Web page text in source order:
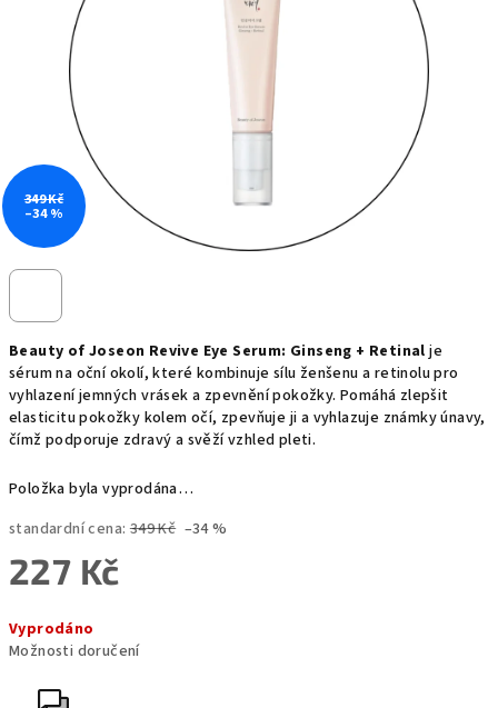
Beauty of Joseon Revive Eye Serum: Ginseng + Retinalje
sérum na oční okolí, které kombinuje sílu ženšenu a retinolu pro
vyhlazení jemných vrásek a zpevnění pokožky. Pomáhá zlepšit
elasticitu pokožky kolem očí, zpevňuje ji a vyhlazuje známky únavy,
čímž podporuje zdravý a svěží vzhled pleti.
Položka byla vyprodána…
standardní cena: 349 Kč –34 %
227 Kč
cena:
Vyprodáno
Možnosti doručení
349 Kč
–34 %